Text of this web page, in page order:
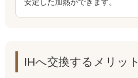
安定した加熱ができます。
IHへ交換するメリット